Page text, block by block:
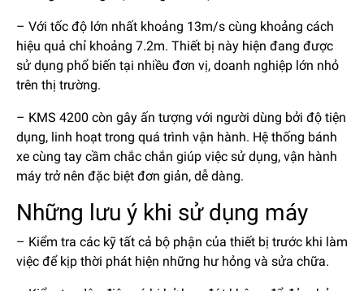
– Với tốc độ lớn nhất khoảng 13m/s cùng khoảng cách
hiệu quả chỉ khoảng 7.2m. Thiết bị này hiện đang được
sử dụng phổ biến tại nhiều đơn vị, doanh nghiệp lớn nhỏ
trên thị trường.
– KMS 4200 còn gây ấn tượng với người dùng bởi độ tiện
dụng, linh hoạt trong quá trình vận hành. Hệ thống bánh
xe cùng tay cầm chắc chắn giúp việc sử dụng, vận hành
máy trở nên đặc biệt đơn giản, dễ dàng.
Những lưu ý khi sử dụng máy
– Kiểm tra các kỹ tất cả bộ phận của thiết bị trước khi làm
việc để kịp thời phát hiện những hư hỏng và sửa chữa.